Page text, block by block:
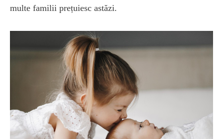
multe familii prețuiesc astăzi.